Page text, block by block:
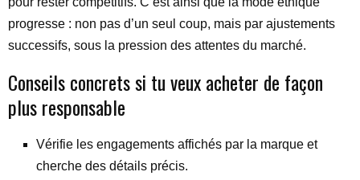
progresse : non pas d’un seul coup, mais par ajustements
successifs, sous la pression des attentes du marché.
Conseils concrets si tu veux acheter de façon
plus responsable
Vérifie les engagements affichés par la marque et
cherche des détails précis.